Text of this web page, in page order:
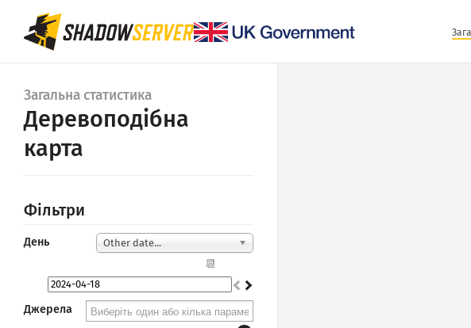
Загальна статистика
Деревоподібна
карта
Фільтри
День Other date...
📆
Джерела